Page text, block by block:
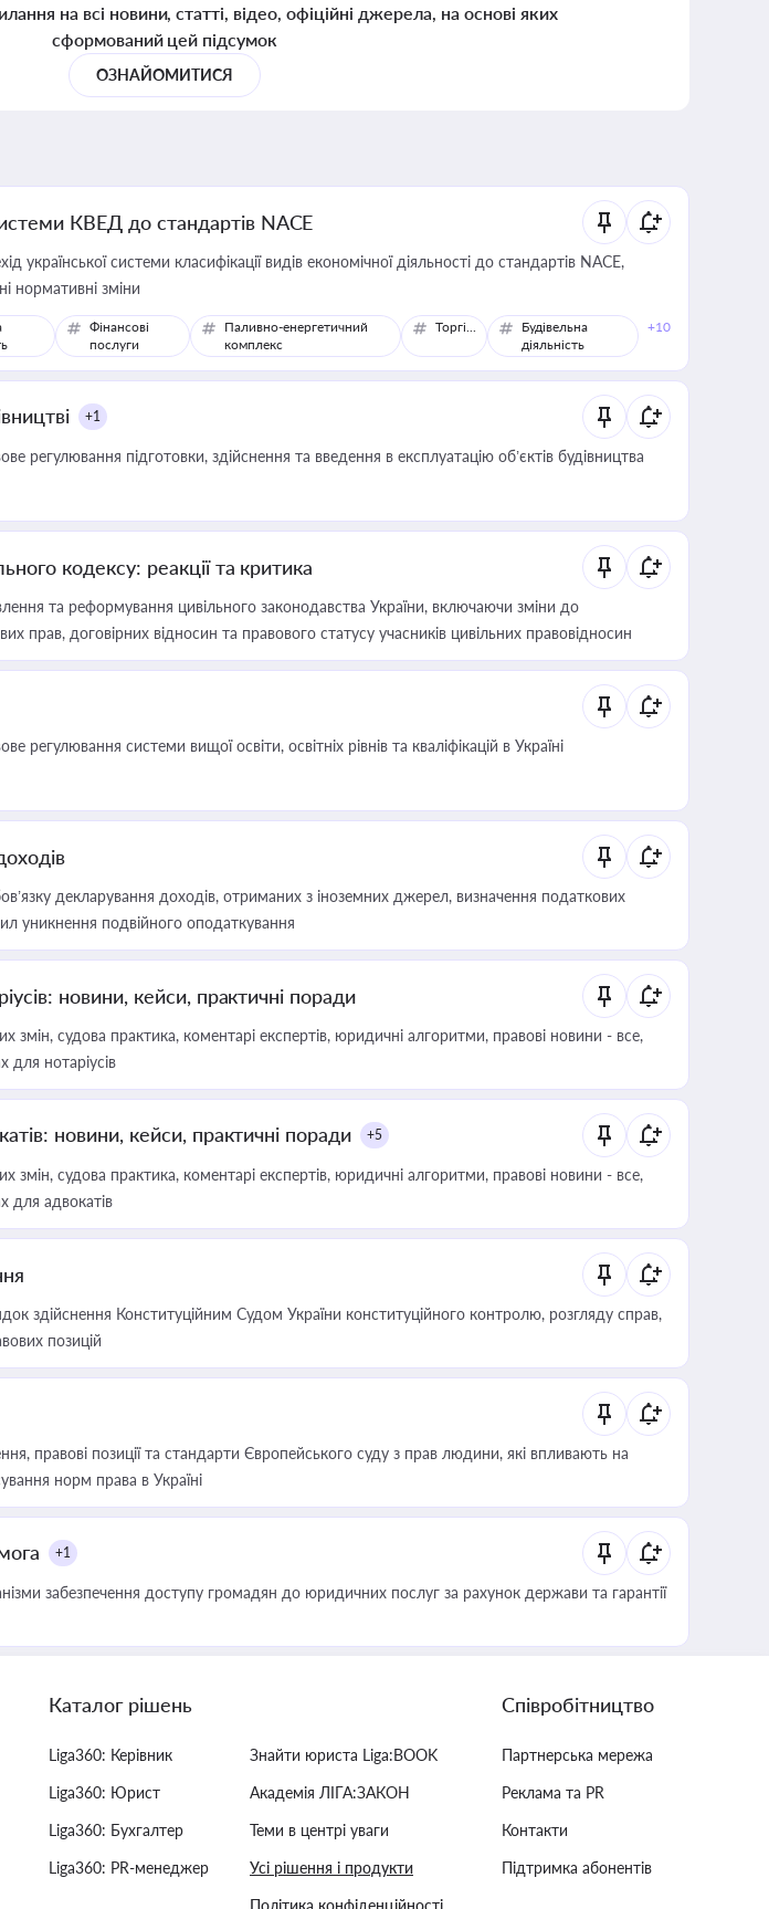
на всі новини, статті, відео, офіційні джерела, на основі яких
сформований цей підсумок
ОЗНАЙОМИТИСЯ
КВЕД до стандартів NACE
української системи класифікації видів економічної діяльності до стандартів NACE,
нормативні зміни
Фінансові
послуги
Паливно-енергетичний
комплекс
Торгівля
Будівельна
діяльність
+10
+1
регулювання підготовки, здійснення та введення в експлуатацію об’єктів будівництва
кодексу: реакції та критика
та реформування цивільного законодавства України, включаючи зміни до
прав, договірних відносин та правового статусу учасників цивільних правовідносин
регулювання системи вищої освіти, освітніх рівнів та кваліфікацій в Україні
декларування доходів, отриманих з іноземних джерел, визначення податкових
уникнення подвійного оподаткування
новини, кейси, практичні поради
змін, судова практика, коментарі експертів, юридичні алгоритми, правові новини - все,
нотаріусів
новини, кейси, практичні поради +5
змін, судова практика, коментарі експертів, юридичні алгоритми, правові новини - все,
для адвокатів
здійснення Конституційним Судом України конституційного контролю, розгляду справ,
позицій
правові позиції та стандарти Європейського суду з прав людини, які впливають на
норм права в Україні
+1
забезпечення доступу громадян до юридичних послуг за рахунок держави та гарантії
Каталог рішень
Liga360: Керівник
Liga360: Юрист
Liga360: Бухгалтер
Liga360: PR-менеджер
Знайти юриста Liga:BOOK
Академія ЛІГА:ЗАКОН
Теми в центрі уваги
Усі рішення і продукти
Політика конфіденційності
Співробітництво
Партнерська мережа
Реклама та PR
Контакти
Підтримка абонентів